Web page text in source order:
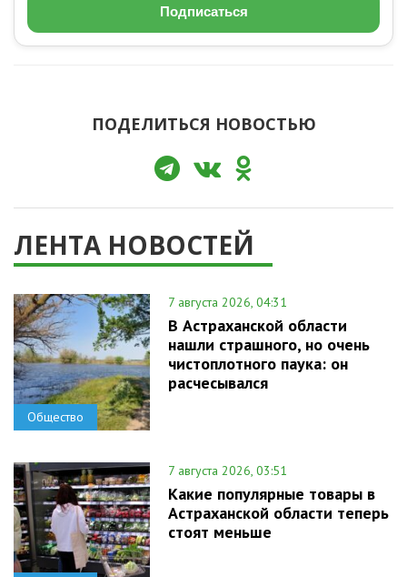
Подписаться
ПОДЕЛИТЬСЯ НОВОСТЬЮ
ЛЕНТА НОВОСТЕЙ
Общество
7 августа 2026, 04:31
В Астраханской области
нашли страшного, но очень
чистоплотного паука: он
расчесывался
7 августа 2026, 03:51
Какие популярные товары в
Астраханской области теперь
стоят меньше